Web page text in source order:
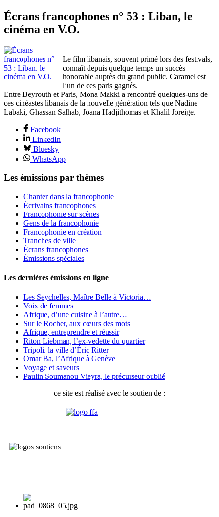
Écrans francophones n° 53 : Liban, le
cinéma en V.O.
Le film libanais, souvent primé lors des festivals,
connaît depuis quelque temps un succès
honorable auprès du grand public. Caramel est
l’un de ces paris gagnés.
Entre Beyrouth et Paris, Mona Makki a rencontré quelques-uns de
ces cinéastes libanais de la nouvelle génération tels que Nadine
Labaki, Ghassan Salhab, Joana Hadjithomas et Khalil Joreige.
Facebook
LinkedIn
Bluesky
WhatsApp
Les émissions par thèmes
Chanter dans la francophonie
Écrivains francophones
Francophonie sur scènes
Gens de la francophonie
Francophonie en création
Tranches de ville
Écrans francophones
Émissions spéciales
Les dernières émissions en ligne
Les Seychelles, Maître Belle à Victoria…
Voix de femmes
Afrique, d’une cuisine à l’autre…
Sur le Rocher, aux cœurs des mots
Afrique, entreprendre et réussir
Riton Liebman, l’ex-vedette du quartier
Tripoli, la ville d’Éric Ritter
Omar Ba, l’Afrique à Genève
Voyage et saveurs
Paulin Soumanou Vieyra, le précurseur oublié
ce site est réalisé avec le soutien de :